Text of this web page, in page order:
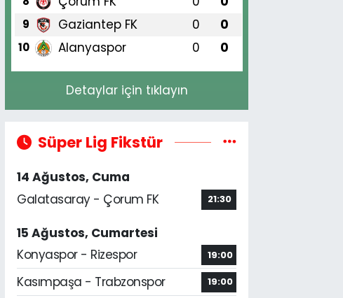
9 Gaziantep FK 0 0
10 Alanyaspor 0 0
Detaylar için tıklayın
Süper Lig Fikstür
14 Ağustos, Cuma
Galatasaray - Çorum FK
21:30
15 Ağustos, Cumartesi
Konyaspor - Rizespor
19:00
Kasımpaşa - Trabzonspor 19:00